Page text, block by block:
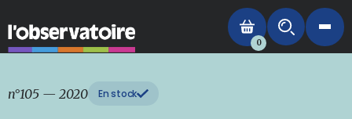
0
n°105 — 2020 En stock